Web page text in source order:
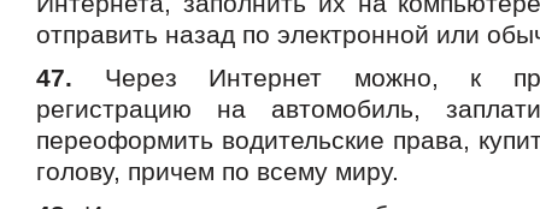
отправить назад по электронной или
47. Через Интернет можно, к
регистрацию на автомобиль,
переоформить водительские права,
голову, причем по всему миру.